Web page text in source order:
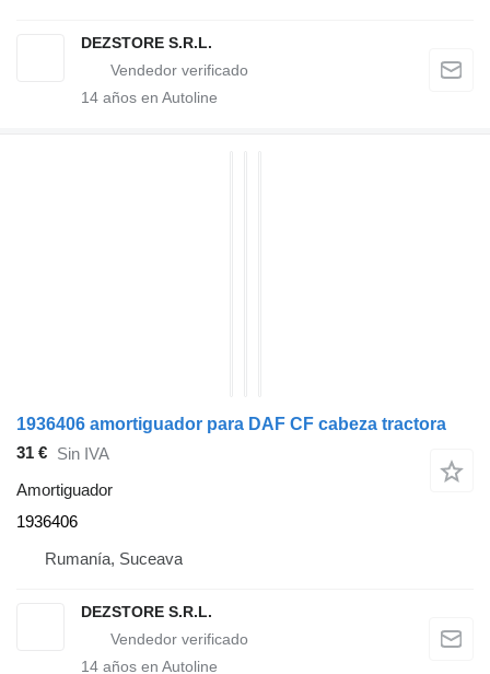
DEZSTORE S.R.L.
14 años en Autoline
1936406 amortiguador para DAF CF cabeza tractora
31 € Sin IVA
Amortiguador
1936406
Rumanía, Suceava
DEZSTORE S.R.L.
14 años en Autoline